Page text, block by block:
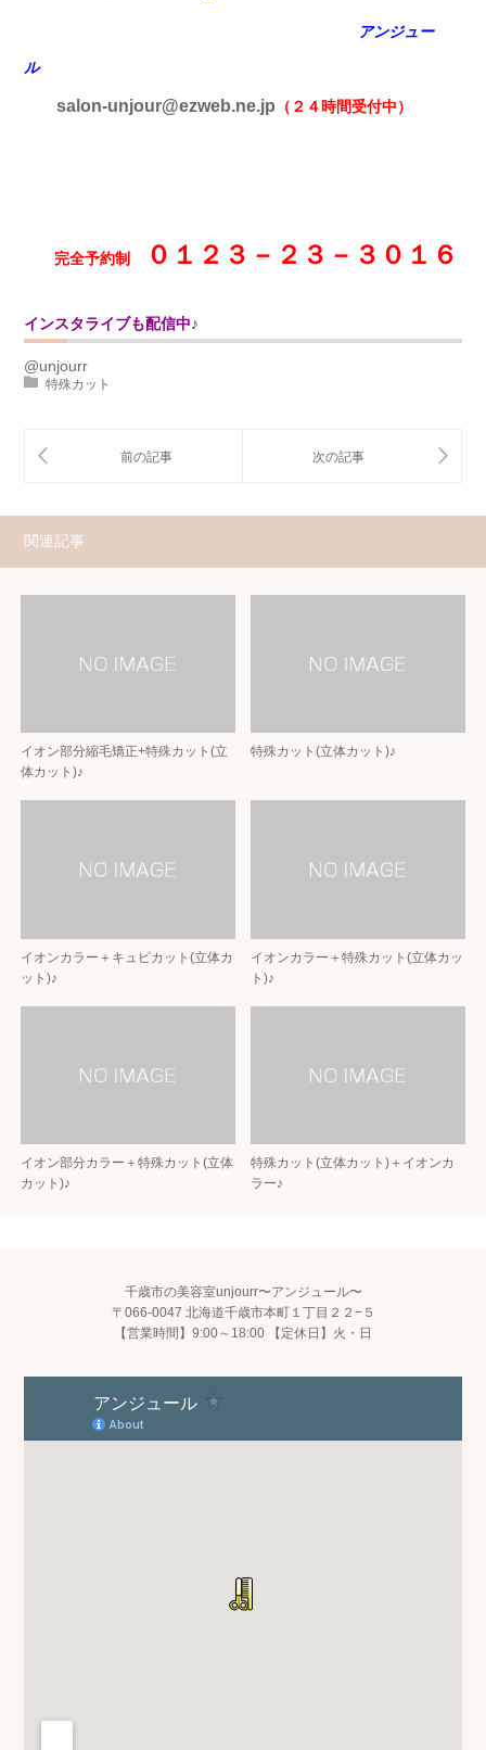
アンジュー
ル
salon-unjour@ezweb.ne.jp （２４時間受付中）
完全予約制 ０１２３－２３－３０１６
インスタライブも配信中♪
@unjourr
特殊カット
関連記事
イオン部分縮毛矯正+特殊カット(立
体カット)♪
特殊カット(立体カット)♪
イオンカラー＋キュピカット(立体カ
ット)♪
イオンカラー＋特殊カット(立体カッ
ト)♪
イオン部分カラー＋特殊カット(立体
カット)♪
特殊カット(立体カット)＋イオンカ
ラー♪
千歳市の美容室unjourr〜アンジュール〜
〒066-0047 北海道千歳市本町１丁目２２−５
【営業時間】9:00～18:00 【定休日】火・日